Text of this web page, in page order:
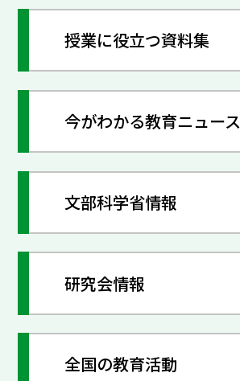
授業に役立つ資料集
今がわかる教育ニュース
文部科学省情報
研究会情報
全国の教育活動